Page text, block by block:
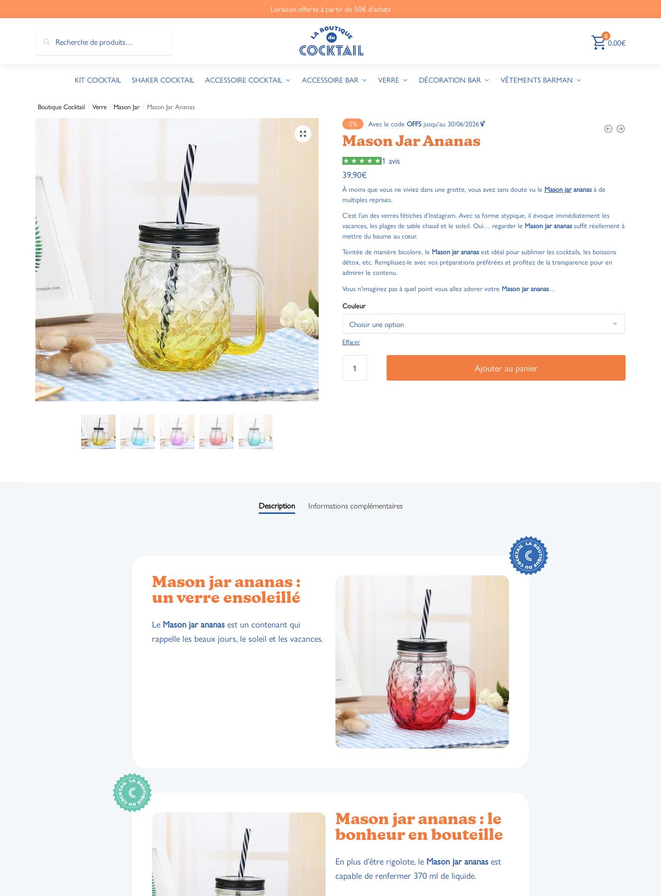
Livraison offerte à partir de 50€ d’achats
0
0,00€
KIT COCKTAIL SHAKER COCKTAIL ACCESSOIRE COCKTAIL ACCESSOIRE BAR VERRE DÉCORATION BAR VÊTEMENTS BARMAN
Boutique Cocktail / Verre / Mason Jar / Mason Jar Ananas
🔍
-5% Avec le code OFF5 jusqu'au 30/06/2026🍹
Mason Jar Ananas
1 avis
39,90€
À moins que vous ne viviez dans une grotte, vous avez sans doute vu le Mason jarananas à de
multiples reprises.
C’est l’un des verres fétiches d’Instagram. Avec sa forme atypique, il évoque immédiatement les
vacances, les plages de sable chaud et le soleil. Oui… regarder le Mason jar ananas suffit réellement à
mettre du baume au cœur.
Teintée de manière bicolore, le Mason jar ananas est idéal pour sublimer les cocktails, les boissons
détox, etc. Remplissez-le avec vos préparations préférées et profitez de la transparence pour en
admirer le contenu.
Vous n’imaginez pas à quel point vous allez adorer votre Mason jar ananas…
Couleur
Effacer
Ajouter au panier
Description Informations complémentaires
Mason jar ananas :
un verre ensoleillé
Le Mason jar ananas est un contenant qui
rappelle les beaux jours, le soleil et les vacances.
Mason jar ananas : le
bonheur en bouteille
En plus d’être rigolote, le Mason jar ananas est
capable de renfermer 370 ml de liquide.